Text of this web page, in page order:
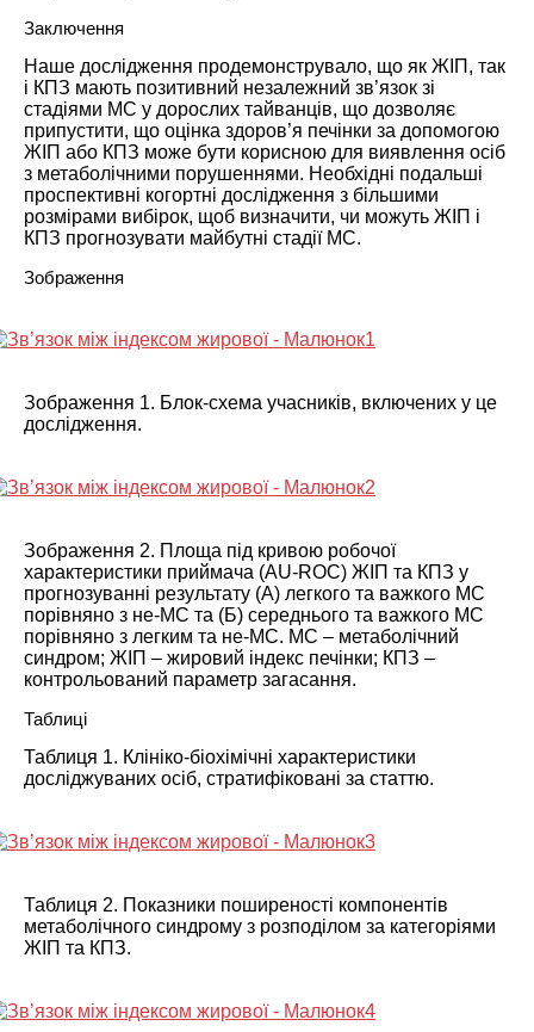
Заключення
Наше дослідження продемонструвало, що як ЖІП, так
і КПЗ мають позитивний незалежний зв’язок зі
стадіями МС у дорослих тайванців, що дозволяє
припустити, що оцінка здоров’я печінки за допомогою
ЖІП або КПЗ може бути корисною для виявлення осіб
з метаболічними порушеннями. Необхідні подальші
проспективні когортні дослідження з більшими
розмірами вибірок, щоб визначити, чи можуть ЖІП і
КПЗ прогнозувати майбутні стадії МС.
Зображення
Зображення 1. Блок-схема учасників, включених у це
дослідження.
Зображення 2. Площа під кривою робочої
характеристики приймача (AU-ROC) ЖІП та КПЗ у
прогнозуванні результату (А) легкого та важкого МС
порівняно з не-МС та (Б) середнього та важкого МС
порівняно з легким та не-МС. МС – метаболічний
синдром; ЖІП – жировий індекс печінки; КПЗ –
контрольований параметр загасання.
Таблиці
Таблиця 1. Клініко-біохімічні характеристики
досліджуваних осіб, стратифіковані за статтю.
Таблиця 2. Показники поширеності компонентів
метаболічного синдрому з розподілом за категоріями
ЖІП та КПЗ.